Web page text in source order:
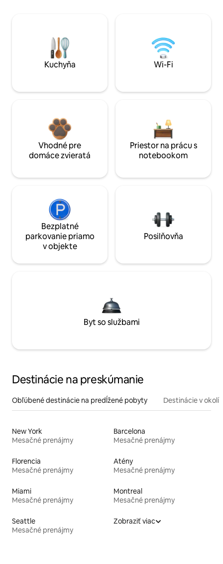
Kuchyňa Wi-Fi
Vhodné pre
domáce zvieratá
Priestor na prácu s
notebookom
Bezplatné
parkovanie priamo
v objekte
Posilňovňa
Byt so službami
Destinácie na preskúmanie
Obľúbené destinácie na predĺžené pobyty Destinácie v okolí
New York
Mesačné prenájmy
Barcelona
Mesačné prenájmy
Florencia
Mesačné prenájmy
Atény
Mesačné prenájmy
Miami
Mesačné prenájmy
Montreal
Mesačné prenájmy
Seattle
Mesačné prenájmy
Zobraziť viac